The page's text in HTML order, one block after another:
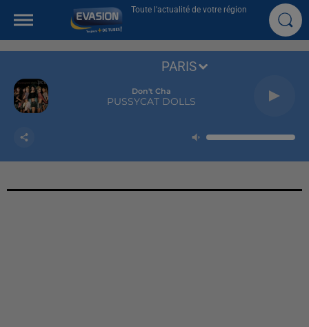
Toute l'actualité de votre région
Don't Cha
PUSSYCAT DOLLS
PARIS